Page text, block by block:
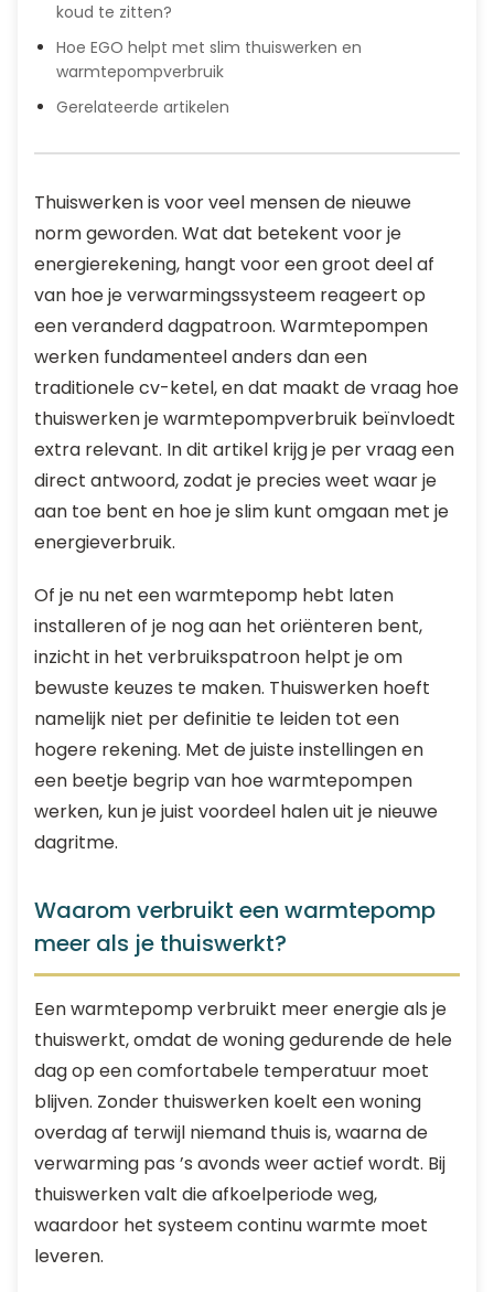
koud te zitten?
Hoe EGO helpt met slim thuiswerken en
warmtepompverbruik
Gerelateerde artikelen
Thuiswerken is voor veel mensen de nieuwe
norm geworden. Wat dat betekent voor je
energierekening, hangt voor een groot deel af
van hoe je verwarmingssysteem reageert op
een veranderd dagpatroon. Warmtepompen
werken fundamenteel anders dan een
traditionele cv-ketel, en dat maakt de vraag hoe
thuiswerken je warmtepompverbruik beïnvloedt
extra relevant. In dit artikel krijg je per vraag een
direct antwoord, zodat je precies weet waar je
aan toe bent en hoe je slim kunt omgaan met je
energieverbruik.
Of je nu net een warmtepomp hebt laten
installeren of je nog aan het oriënteren bent,
inzicht in het verbruikspatroon helpt je om
bewuste keuzes te maken. Thuiswerken hoeft
namelijk niet per definitie te leiden tot een
hogere rekening. Met de juiste instellingen en
een beetje begrip van hoe warmtepompen
werken, kun je juist voordeel halen uit je nieuwe
dagritme.
Waarom verbruikt een warmtepomp
meer als je thuiswerkt?
Een warmtepomp verbruikt meer energie als je
thuiswerkt, omdat de woning gedurende de hele
dag op een comfortabele temperatuur moet
blijven. Zonder thuiswerken koelt een woning
overdag af terwijl niemand thuis is, waarna de
verwarming pas ’s avonds weer actief wordt. Bij
thuiswerken valt die afkoelperiode weg,
waardoor het systeem continu warmte moet
leveren.